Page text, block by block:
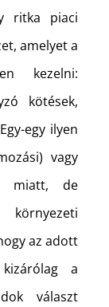
ritka piaci
amelyet a
kezelni:
kötések,
egy ilyen
vagy
miatt, de
az adott
a
választ